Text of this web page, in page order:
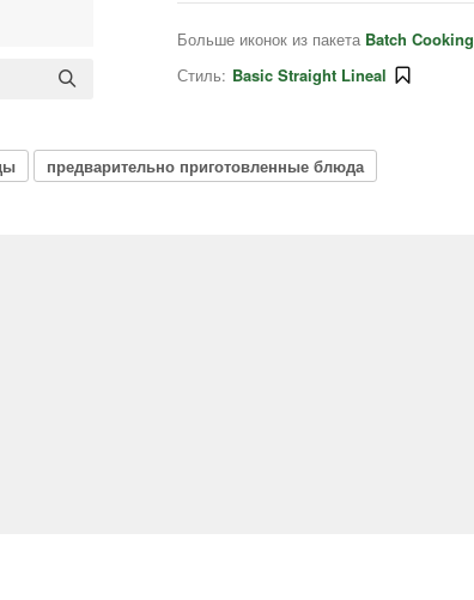
Больше иконок из пакета Batch Cooking
Стиль: Basic Straight Lineal
предварительно приготовленные блюда